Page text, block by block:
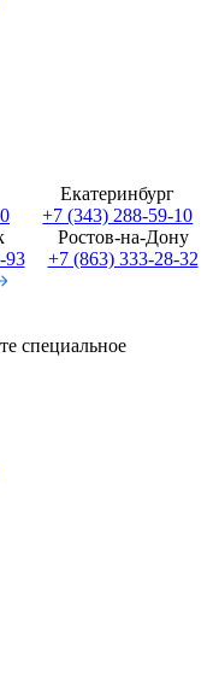
Екатеринбург
+7 (343) 288-59-10
93
Ростов-на-Дону
+7 (863) 333-28-32
специальное